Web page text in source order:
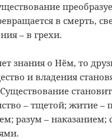
в смерть,
– в грехи.
знания о Нём, то
и владения
– тщетой; житие –
разум – наказанием;